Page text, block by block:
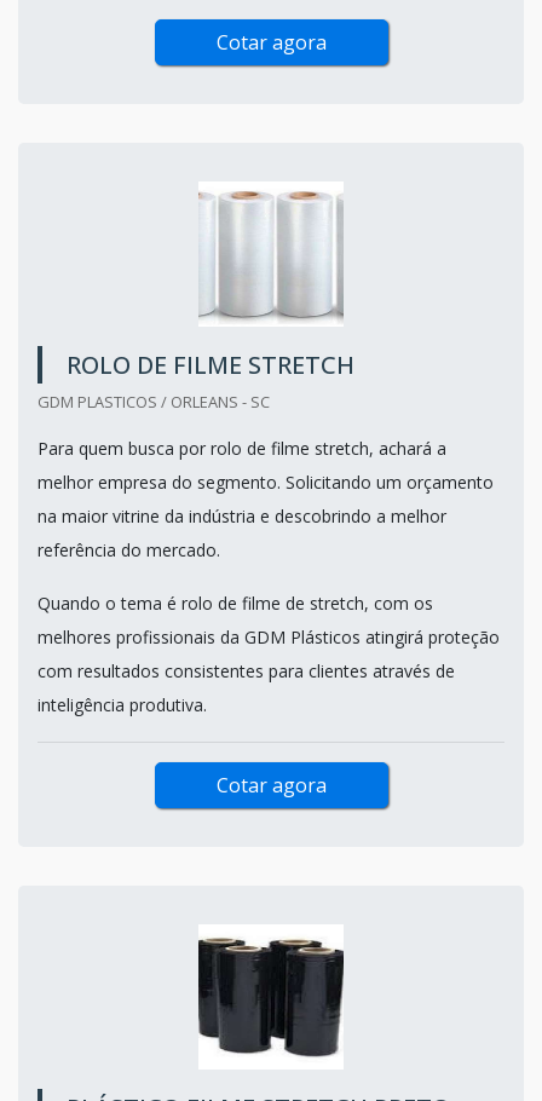
Cotar agora
ROLO DE FILME STRETCH
GDM PLASTICOS / ORLEANS - SC
Para quem busca por rolo de filme stretch, achará a
melhor empresa do segmento. Solicitando um orçamento
na maior vitrine da indústria e descobrindo a melhor
referência do mercado.
Quando o tema é rolo de filme de stretch, com os
melhores profissionais da GDM Plásticos atingirá proteção
com resultados consistentes para clientes através de
inteligência produtiva.
Cotar agora